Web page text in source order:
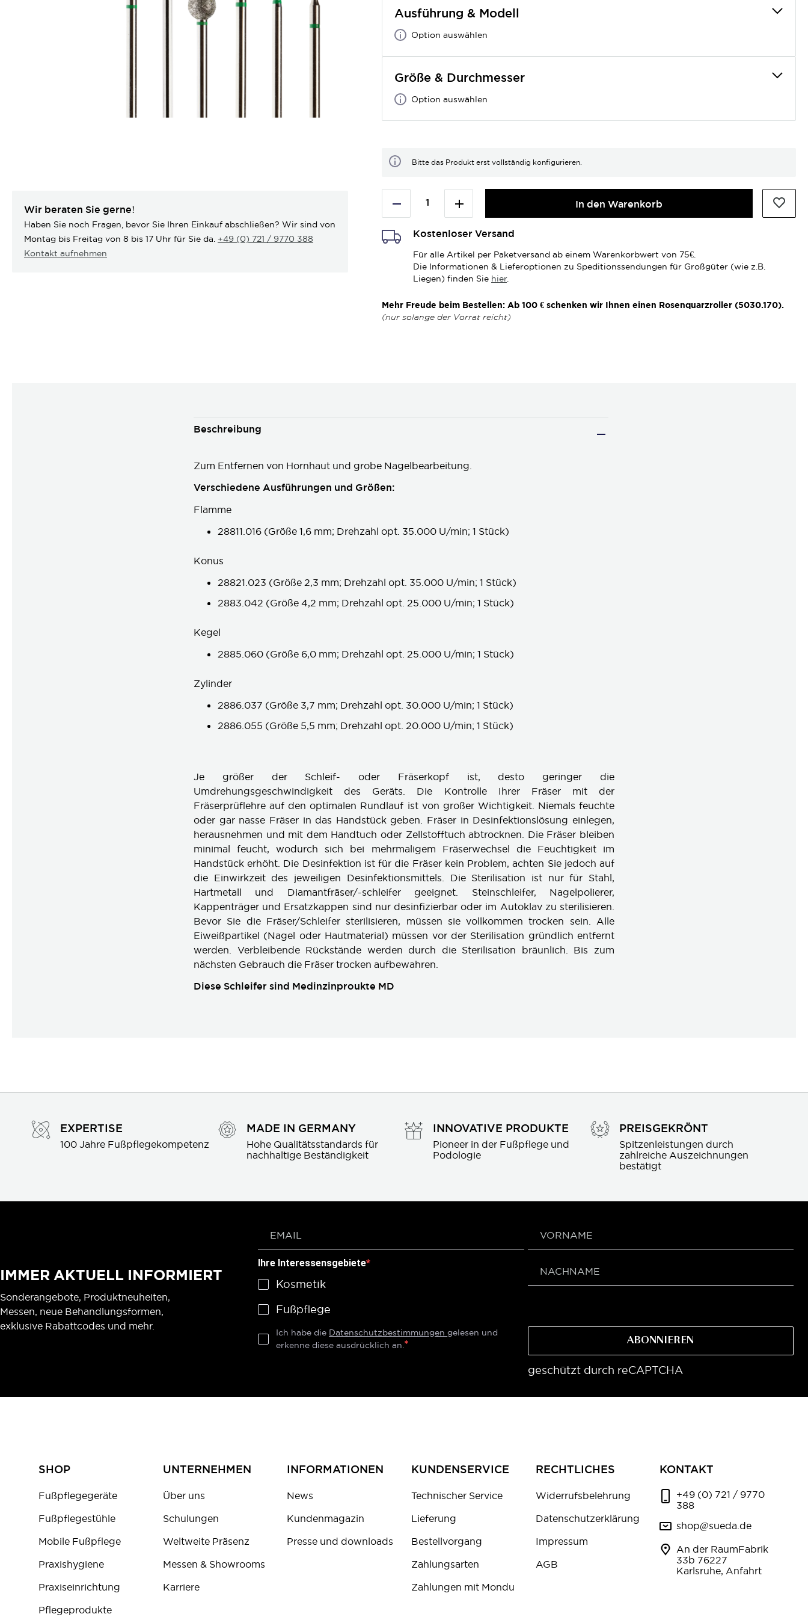
Wir beraten Sie gerne!
Haben Sie noch Fragen, bevor Sie Ihren Einkauf abschließen? Wir sind von
Montag bis Freitag von 8 bis 17 Uhr für Sie da. +49 (0) 721 / 9770 388
Kontakt aufnehmen
Ausführung & Modell
Option auswählen
Größe & Durchmesser
Option auswählen
Bitte das Produkt erst vollständig konfigurieren.
In den Warenkorb
Kostenloser Versand
Für alle Artikel per Paketversand ab einem Warenkorbwert von 75€.
Die Informationen & Lieferoptionen zu Speditionssendungen für Großgüter (wie z.B.
Liegen) finden Sie hier.
Mehr Freude beim Bestellen: Ab 100 € schenken wir Ihnen einen Rosenquarzroller (5030.170).
(nur solange der Vorrat reicht)
Beschreibung
Zum Entfernen von Hornhaut und grobe Nagelbearbeitung.
Verschiedene Ausführungen und Größen:
Flamme
28811.016 (Größe 1,6 mm; Drehzahl opt. 35.000 U/min; 1 Stück)
Konus
28821.023 (Größe 2,3 mm; Drehzahl opt. 35.000 U/min; 1 Stück)
2883.042 (Größe 4,2 mm; Drehzahl opt. 25.000 U/min; 1 Stück)
Kegel
2885.060 (Größe 6,0 mm; Drehzahl opt. 25.000 U/min; 1 Stück)
Zylinder
2886.037 (Größe 3,7 mm; Drehzahl opt. 30.000 U/min; 1 Stück)
2886.055 (Größe 5,5 mm; Drehzahl opt. 20.000 U/min; 1 Stück)
Je größer der Schleif- oder Fräserkopf ist, desto geringer die
Umdrehungsgeschwindigkeit des Geräts. Die Kontrolle Ihrer Fräser mit der
Fräserprüflehre auf den optimalen Rundlauf ist von großer Wichtigkeit. Niemals feuchte
oder gar nasse Fräser in das Handstück geben. Fräser in Desinfektionslösung einlegen,
herausnehmen und mit dem Handtuch oder Zellstofftuch abtrocknen. Die Fräser bleiben
minimal feucht, wodurch sich bei mehrmaligem Fräserwechsel die Feuchtigkeit im
Handstück erhöht. Die Desinfektion ist für die Fräser kein Problem, achten Sie jedoch auf
die Einwirkzeit des jeweiligen Desinfektionsmittels. Die Sterilisation ist nur für Stahl,
Hartmetall und Diamantfräser/-schleifer geeignet. Steinschleifer, Nagelpolierer,
Kappenträger und Ersatzkappen sind nur desinfizierbar oder im Autoklav zu sterilisieren.
Bevor Sie die Fräser/Schleifer sterilisieren, müssen sie vollkommen trocken sein. Alle
Eiweißpartikel (Nagel oder Hautmaterial) müssen vor der Sterilisation gründlich entfernt
werden. Verbleibende Rückstände werden durch die Sterilisation bräunlich. Bis zum
nächsten Gebrauch die Fräser trocken aufbewahren.
Diese Schleifer sind Medinzinproukte MD
EXPERTISE
100 Jahre Fußpflegekompetenz
MADE IN GERMANY
Hohe Qualitätsstandards für
nachhaltige Beständigkeit
INNOVATIVE PRODUKTE
Pioneer in der Fußpflege und
Podologie
PREISGEKRÖNT
Spitzenleistungen durch
zahlreiche Auszeichnungen
bestätigt
IMMER AKTUELL INFORMIERT
Sonderangebote, Produktneuheiten,
Messen, neue Behandlungsformen,
exklusive Rabattcodes und mehr.
Ihre Interessensgebiete
Kosmetik
Fußpflege
Ich habe die Datenschutzbestimmungengelesen und
erkenne diese ausdrücklich an.
ABONNIEREN
geschützt durch reCAPTCHA
SHOP
Fußpflegegeräte
Fußpflegestühle
Mobile Fußpflege
Praxishygiene
Praxiseinrichtung
Pflegeprodukte
UNTERNEHMEN
Über uns
Schulungen
Weltweite Präsenz
Messen & Showrooms
Karriere
INFORMATIONEN
News
Kundenmagazin
Presse und downloads
KUNDENSERVICE
Technischer Service
Lieferung
Bestellvorgang
Zahlungsarten
Zahlungen mit Mondu
RECHTLICHES
Widerrufsbelehrung
Datenschutzerklärung
Impressum
AGB
KONTAKT
+49 (0) 721 / 9770
388
shop@sueda.de
An der RaumFabrik
33b 76227
Karlsruhe, Anfahrt